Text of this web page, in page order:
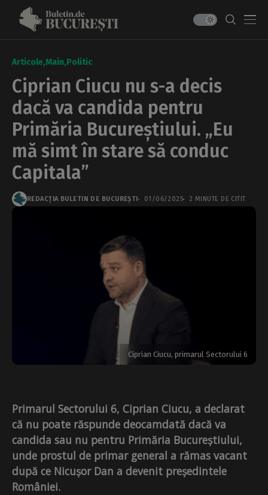
Articole Main Politic
Ciprian Ciucu nu s-a decis
dacă va candida pentru
Primăria Bucureștiului. „Eu
mă simt în stare să conduc
Capitala”
REDACȚIA BULETIN DE BUCUREȘTI 01/06/2025 2 MINUTE DE CITIT
Ciprian Ciucu, primarul Sectorului 6
Primarul Sectorului 6, Ciprian Ciucu, a declarat
că nu poate răspunde deocamdată dacă va
candida sau nu pentru Primăria Bucureștiului,
unde prostul de primar general a rămas vacant
după ce Nicușor Dan a devenit președintele
României.